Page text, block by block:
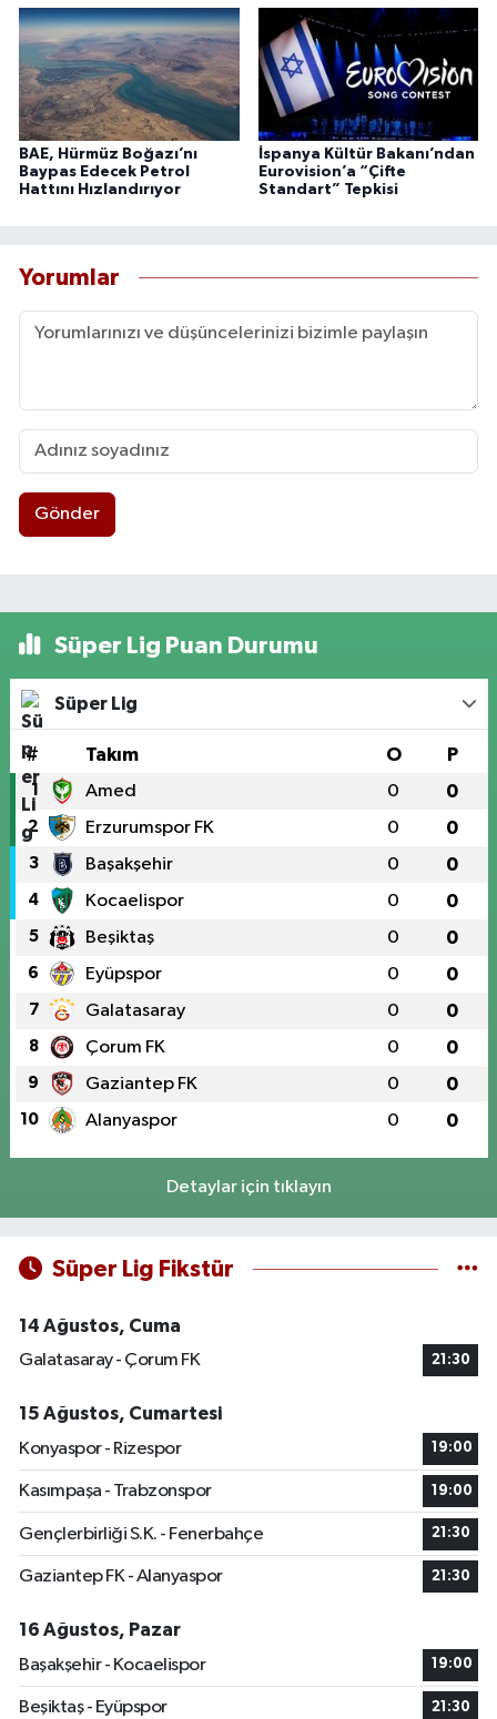
BAE, Hürmüz Boğazı’nı
Baypas Edecek Petrol
Hattını Hızlandırıyor
İspanya Kültür Bakanı’ndan
Eurovision’a “Çifte
Standart” Tepkisi
Yorumlar
Gönder
Süper Lig Puan Durumu
Süper Lig
# Takım O P
1 Amed 0 0
2 Erzurumspor FK 0 0
3 Başakşehir 0 0
4 Kocaelispor 0 0
5 Beşiktaş 0 0
6 Eyüpspor 0 0
7 Galatasaray 0 0
8 Çorum FK 0 0
9 Gaziantep FK 0 0
10 Alanyaspor 0 0
Detaylar için tıklayın
Süper Lig Fikstür
14 Ağustos, Cuma
Galatasaray - Çorum FK
21:30
15 Ağustos, Cumartesi
Konyaspor - Rizespor
19:00
Kasımpaşa - Trabzonspor 19:00
Gençlerbirliği S.K. - Fenerbahçe 21:30
Gaziantep FK - Alanyaspor 21:30
16 Ağustos, Pazar
Başakşehir - Kocaelispor
19:00
Beşiktaş - Eyüpspor 21:30